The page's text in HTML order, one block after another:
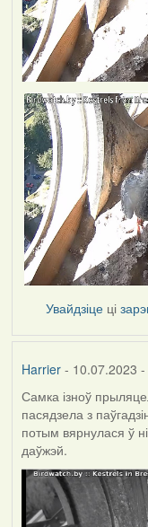
Увайдзіце ці
Harrier- 10.07.2023 -
Самка ізноў
пасядзела з
потым вярнулася ў
даўжэй.